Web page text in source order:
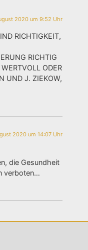
2020 um 9:52 Uhr
RICHTIGKEIT,
RICHTIG
ODER
UND J. ZIEKOW,
2020 um 14:07 Uhr
die Gesundheit
verboten…